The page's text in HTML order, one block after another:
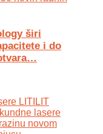
širi
i do